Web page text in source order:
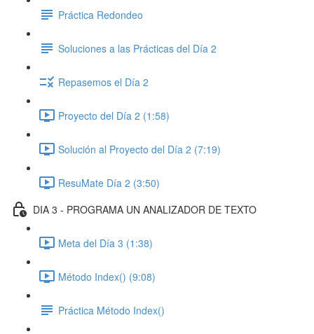
Práctica Redondeo
Soluciones a las Prácticas del Día 2
Repasemos el Día 2
Proyecto del Día 2 (1:58)
Solución al Proyecto del Día 2 (7:19)
ResuMate Día 2 (3:50)
DIA 3 - PROGRAMA UN ANALIZADOR DE TEXTO
Meta del Día 3 (1:38)
Método Index() (9:08)
Práctica Método Index()